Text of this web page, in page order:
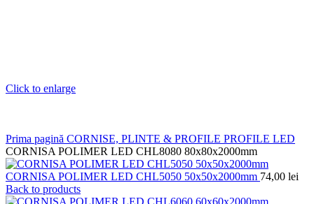
Click to enlarge
Prima pagină CORNISE, PLINTE & PROFILE PROFILE LED
CORNISA POLIMER LED CHL8080 80x80x2000mm
CORNISA POLIMER LED CHL5050 50x50x2000mm 74,00 lei
Back to products